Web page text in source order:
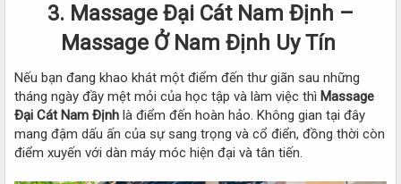
3. Massage Đại Cát Nam Định –
Massage Ở Nam Định Uy Tín
Nếu bạn đang khao khát một điểm đến thư giãn sau những
tháng ngày đầy mệt mỏi của học tập và làm việc thì Massage
Đại Cát Nam Định là điểm đến hoàn hảo. Không gian tại đây
mang đậm dấu ấn của sự sang trọng và cổ điển, đồng thời còn
điểm xuyến với dàn máy móc hiện đại và tân tiến.